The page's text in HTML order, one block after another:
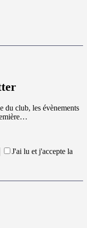
du club, les évènements
J'ai lu et j'accepte la